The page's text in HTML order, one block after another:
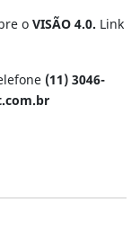
oVISÃO 4.0. Link
(11) 3046-